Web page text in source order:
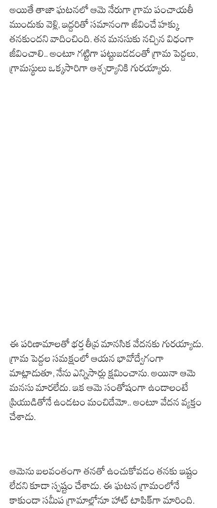
అయితే తాజా ఘటనలో ఆమె నేరుగా గ్రామ పంచాయతీ
ముందుకు వెళ్లి, ఇద్దరితో సమానంగా జీవించే హక్కు
తనకుందని వాదించింది. తన మనసుకు నచ్చిన విధంగా
జీవించాలి.. అంటూ గట్టిగా పట్టుబడడంతో గ్రామ పెద్దలు,
గ్రామస్థులు ఒక్కసారిగా ఆశ్చర్యానికి గురయ్యారు.
ఈ పరిణామాలతో భర్త తీవ్ర మానసిక వేదనకు గురయ్యాడు.
గ్రామ పెద్దల సమక్షంలో ఆయన భావోద్వేగంగా
మాట్లాడుతూ, నేను ఎన్నిసార్లు క్షమించాను. అయినా ఆమె
మనసు మారలేదు. ఇక ఆమె సంతోషంగా ఉండాలంటే
ప్రియుడితోనే ఉండటం మంచిదేమో.. అంటూ వేదన వ్యక్తం
చేశాడు.
ఆమెను బలవంతంగా తనతో ఉంచుకోవడం తనకు ఇష్టం
లేదని కూడా స్పష్టం చేశాడు. ఈ ఘటన గ్రామంలోనే
కాకుండా సమీప గ్రామాల్లోనూ హాట్ టాపిక్‌గా మారింది.